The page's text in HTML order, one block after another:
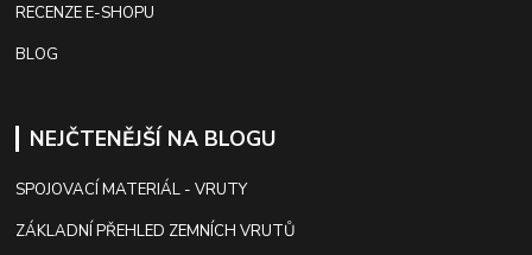
RECENZE E-SHOPU
BLOG
NEJČTENĚJŠÍ NA BLOGU
SPOJOVACÍ MATERIÁL - VRUTY
ZÁKLADNÍ PŘEHLED ZEMNÍCH VRUTŮ